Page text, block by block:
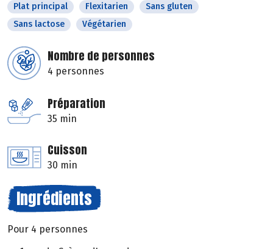
Plat principal Flexitarien
Sans gluten
Sans lactose
Végétarien
Nombre de personnes
4 personnes
Préparation
35 min
Cuisson
30 min
Ingrédients
Pour 4 personnes